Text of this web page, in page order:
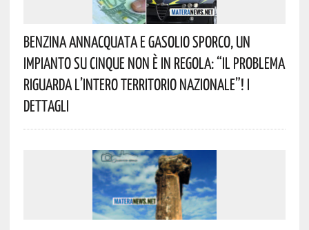
Benzina Annacquata E Gasolio Sporco, Un
Impianto Su Cinque Non È In Regola: “il Problema
Riguarda L’intero Territorio Nazionale”! I
Dettagli